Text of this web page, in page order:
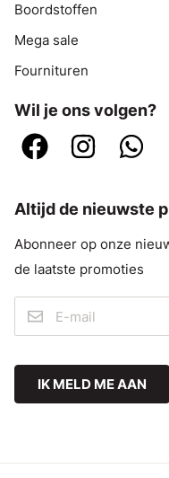
Boordstoffen
Mega sale
Fournituren
Wil je ons volgen?
Altijd de nieuwste
Abonneer op onze
de laatste promoties
IK MELD ME AAN